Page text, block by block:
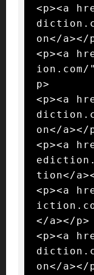
<p><a
on</a></
<p><a
p>
<p><a
on</a></
<p><a
tion</
<p><a
</a></p>
<p><a
on</a></